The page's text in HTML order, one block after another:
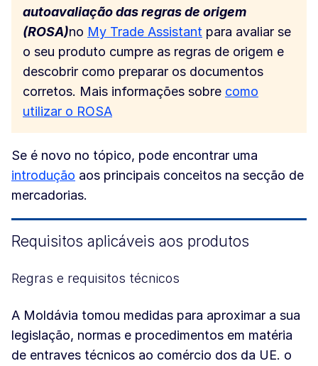
autoavaliação das regras de origem
(ROSA)no My Trade Assistant para avaliar se
o seu produto cumpre as regras de origem e
descobrir como preparar os documentos
corretos. Mais informações sobre como
utilizar o ROSA
Se é novo no tópico, pode encontrar uma
introdução aos principais conceitos na secção de
mercadorias.
Requisitos aplicáveis aos produtos
Regras e requisitos técnicos
A Moldávia tomou medidas para aproximar a sua
legislação, normas e procedimentos em matéria
de entraves técnicos ao comércio dos da UE. o